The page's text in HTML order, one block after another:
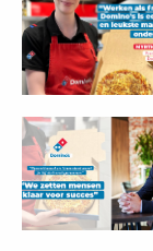
Lees
meer